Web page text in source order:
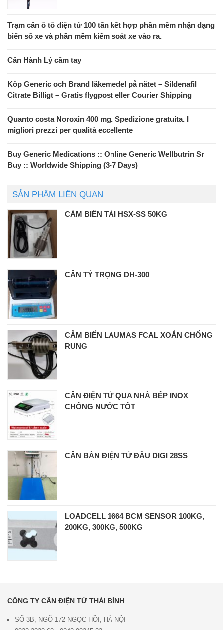
Trạm cân ô tô điện tử 100 tấn kết hợp phần mềm nhận dạng
biển số xe và phần mềm kiểm soát xe vào ra.
Cân Hành Lý cầm tay
Köp Generic och Brand läkemedel på nätet – Sildenafil
Citrate Billigt – Gratis flygpost eller Courier Shipping
Quanto costa Noroxin 400 mg. Spedizione gratuita. I
migliori prezzi per qualità eccellente
Buy Generic Medications :: Online Generic Wellbutrin Sr
Buy :: Worldwide Shipping (3-7 Days)
SẢN PHẨM LIÊN QUAN
CẢM BIẾN TẢI HSX-SS 50KG
CÂN TỶ TRỌNG DH-300
CẢM BIẾN LAUMAS FCAL XOẮN CHỐNG
RUNG
CÂN ĐIỆN TỬ QUA NHÀ BẾP INOX
CHỐNG NƯỚC TỐT
CÂN BÀN ĐIỆN TỬ ĐẦU DIGI 28SS
LOADCELL 1664 BCM SENSOR 100KG,
200KG, 300KG, 500KG
CÔNG TY CÂN ĐIỆN TỬ THÁI BÌNH
SỐ 3B, NGÕ 172 NGỌC HỒI, HÀ NỘI